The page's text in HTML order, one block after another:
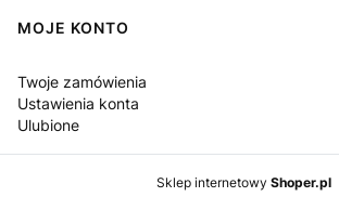
MOJE KONTO
Twoje zamówienia
Ustawienia konta
Ulubione
Sklep internetowy Shoper.pl